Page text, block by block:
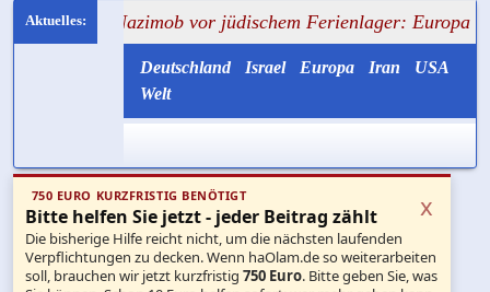
Nazimob vor jüdischem Ferienlager: Europa hat wieder
Deutschland Israel Europa Iran
USA
Welt
750 EURO KURZFRISTIG BENÖTIGT
Bitte helfen Sie jetzt - jeder Beitrag zählt
Die bisherige Hilfe reicht nicht, um die nächsten laufenden
Verpflichtungen zu decken. Wenn haOlam.de so weiterarbeiten
soll, brauchen wir jetzt kurzfristig750 Euro. Bitte geben Sie, was
x